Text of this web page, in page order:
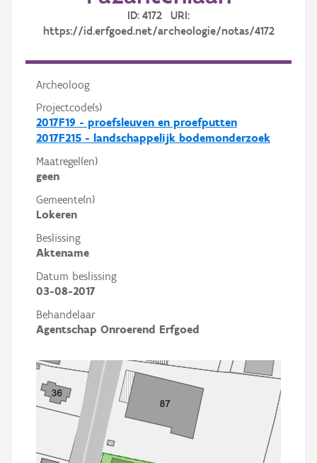
ID: 4172 URI:
https://id.erfgoed.net/archeologie/notas/4172
Archeoloog
Projectcode(s)
2017F19 - proefsleuven en proefputten
2017F215 - landschappelijk bodemonderzoek
Maatregel(en)
geen
Gemeente(n)
Lokeren
Beslissing
Aktename
Datum beslissing
03-08-2017
Behandelaar
Agentschap Onroerend Erfgoed